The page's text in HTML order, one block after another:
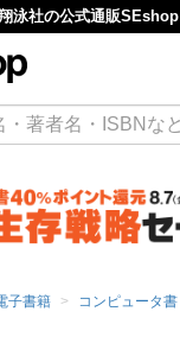
泳社の公式通販SEshop
子書籍 コンピュータ書